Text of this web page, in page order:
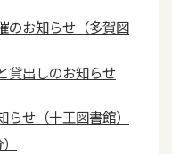
のお知らせ（多賀図
貸出しのお知らせ
らせ（十王図書館）